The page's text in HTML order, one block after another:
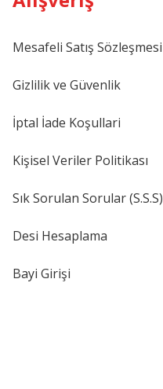
Mesafeli Satış Sözleşmesi
Gizlilik ve Güvenlik
İptal İade Koşullari
Kişisel Veriler Politikası
Sık Sorulan Sorular (S.S.S)
Desi Hesaplama
Bayi Girişi